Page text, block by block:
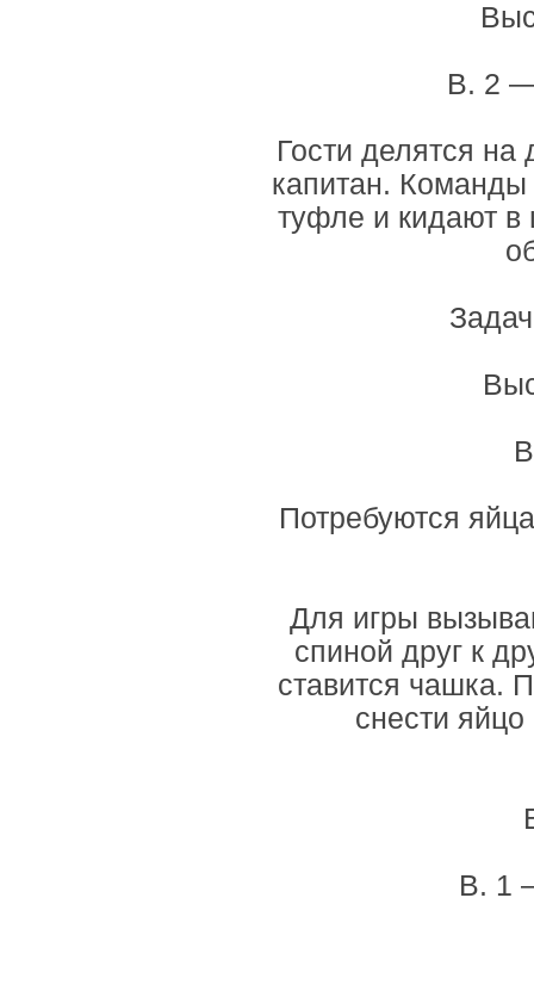
В. 2
Гости делятся
капитан. Команды
туфле и кидают
Потребуются
Для игры
спиной друг к
ставится чашка.
снести
В. 1